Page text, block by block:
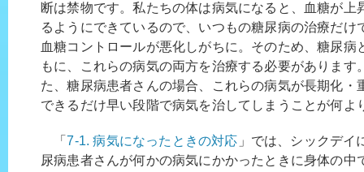
断は禁物です。私たちの体は病気になると、血糖が上
るようにできているので、いつもの糖尿病の治療だけ
血糖コントロールが悪化しがちに。そのため、糖尿病
もに、これらの病気の両方を治療する必要があります
た、糖尿病患者さんの場合、これらの病気が長期化・
できるだけ早い段階で病気を治してしまうことが何よ
「7-1. 病気になったときの対応 」では、シックデ
尿病患者さんが何かの病気にかかったときに身体の中